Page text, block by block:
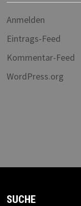
Anmelden
Eintrags-Feed
Kommentar-Feed
WordPress.org
SUCHE